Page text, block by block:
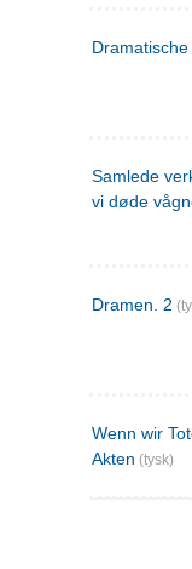
Samlede
vi døde
Dramen. 2
Wenn wir
Akten (tysk)